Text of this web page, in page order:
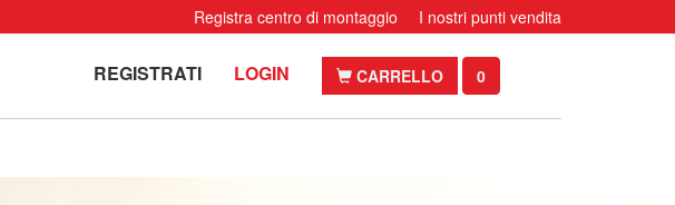
Registra centro di montaggio I nostri punti vendita
REGISTRATI LOGIN CARRELLO 0